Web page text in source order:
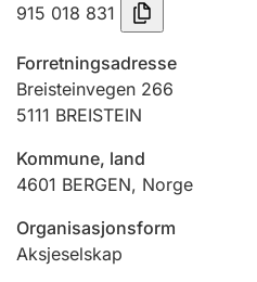
Tinglysing
Jeger
Ektepaktveileder
915 018 831
Forretningsadresse
Breisteinvegen 266
5111 BREISTEIN
Kommune, land
4601 BERGEN, Norge
Organisasjonsform
Aksjeselskap